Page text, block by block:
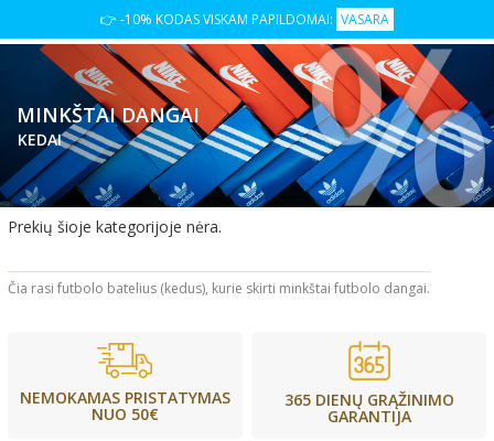
👉 -10% KODAS VISKAM PAPILDOMAI: VASARA
MINKŠTAI DANGAI
KEDAI
Prekių šioje kategorijoje nėra.
Čia rasi futbolo batelius (kedus), kurie skirti minkštai futbolo dangai.
NEMOKAMAS PRISTATYMAS
NUO 50€
365 DIENŲ GRĄŽINIMO
GARANTIJA